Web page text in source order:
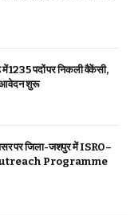
में 1235 पदों पर निकली वैकेंसी,
आवेदन शुरू
पर जिला-जशपुर में ISRO–
Programme